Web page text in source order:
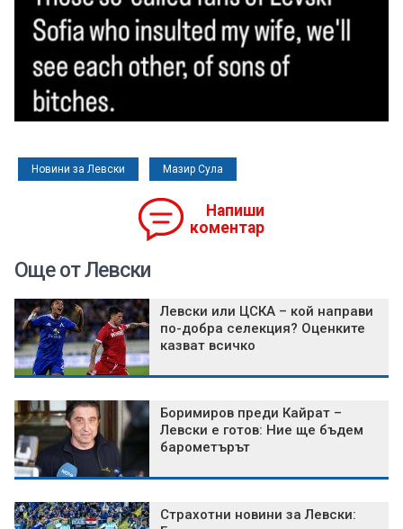
Новини за Левски Мазир Сула
Напиши
коментар
Още от Левски
Левски или ЦСКА – кой направи
по-добра селекция? Оценките
казват всичко
Боримиров преди Кайрат –
Левски е готов: Ние ще бъдем
барометърът
Страхотни новини за Левски: